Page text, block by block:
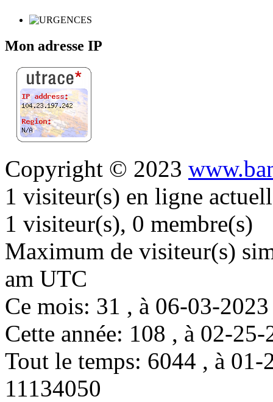
Mon adresse IP
Copyright © 2023
1 visiteur(s) en ligne
1 visiteur(s), 0 membre(s)
Maximum de visiteur(s)
am UTC
Ce mois: 31 , à 06-03-
Cette année: 108 , à 02-
Tout le temps: 6044 , à
11134050